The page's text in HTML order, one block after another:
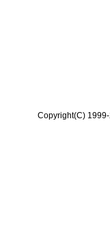
Copyright(C)